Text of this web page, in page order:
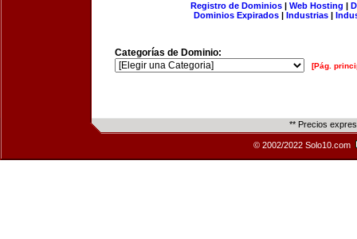
Registro de Dominios| Web Hosting |
Dominios Expirados | Industrias |
Categorías de Dominio:
[Pág.
** Precios
© 2002/2022 Solo10.com